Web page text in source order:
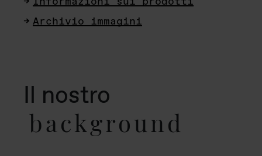
Archivio immagini
Il nostro
background